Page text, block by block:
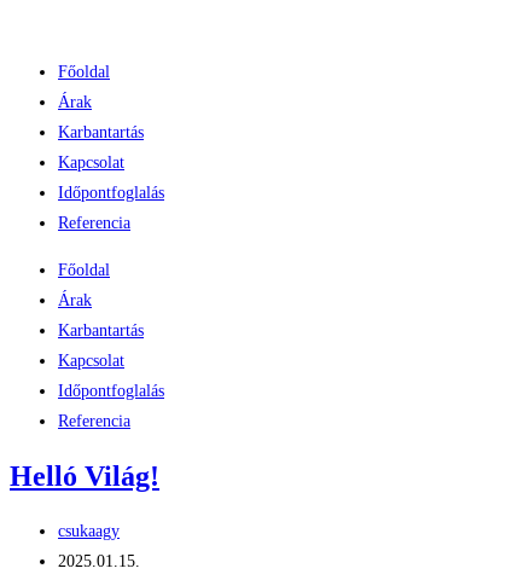
Főoldal
Árak
Karbantartás
Kapcsolat
Időpontfoglalás
Referencia
Főoldal
Árak
Karbantartás
Kapcsolat
Időpontfoglalás
Referencia
Helló Világ!
Post
author:
csukaagy
Post
2025.01.15.